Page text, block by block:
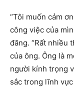
“Tôi muốn cảm
công việc của
đăng. “Rất nhiều
của ông. Ông là
người kính trọng
sắc trong lĩnh vực